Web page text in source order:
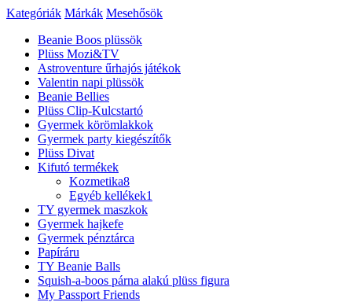
Kategóriák Márkák Mesehősök
Beanie Boos plüssök
Plüss Mozi&TV
Astroventure űrhajós játékok
Valentin napi plüssök
Beanie Bellies
Plüss Clip-Kulcstartó
Gyermek körömlakkok
Gyermek party kiegészítők
Plüss Divat
Kifutó termékek
Kozmetika8
Egyéb kellékek1
TY gyermek maszkok
Gyermek hajkefe
Gyermek pénztárca
Papíráru
TY Beanie Balls
Squish-a-boos párna alakú plüss figura
My Passport Friends